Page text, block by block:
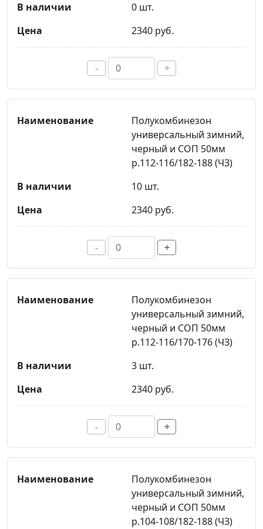
0 шт.
2340 руб.
- +
Полукомбинезон
универсальный зимний,
черный и СОП 50мм
р.112-116/182-188 (ЧЗ)
10 шт.
2340 руб.
- +
Полукомбинезон
универсальный зимний,
черный и СОП 50мм
р.112-116/170-176 (ЧЗ)
3 шт.
2340 руб.
- +
Полукомбинезон
универсальный зимний,
черный и СОП 50мм
р.104-108/182-188 (ЧЗ)